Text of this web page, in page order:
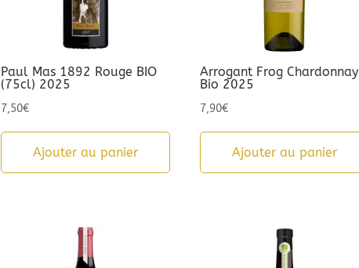
Paul Mas 1892 Rouge BIO
(75cl) 2025
7,50€
Ajouter au panier
Arrogant Frog Chardonnay
Bio 2025
7,90€
Ajouter au panier